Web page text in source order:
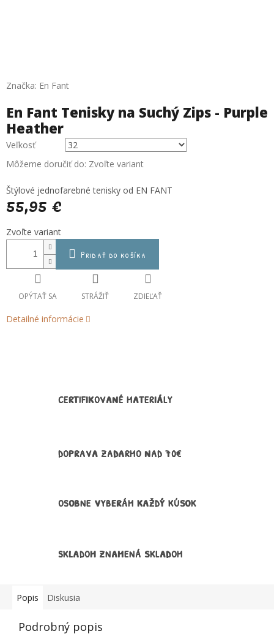
Značka: En Fant
En Fant Tenisky na Suchý Zips - Purple
Heather
55,95 €
Jednotková
cena:
Zvoľte variant
Veľkosť
Môžeme doručiť do: Zvoľte variant
Pridať do košíka
Štýlové jednofarebné tenisky od EN FANT
Detailné informácie
OPÝTAŤ SA STRÁŽIŤ ZDIEĽAŤ
CERTIFIKOVANÉ MATERIÁLY
DOPRAVA ZADARMO NAD 70€
OSOBNE VYBERÁM KAŽDÝ KÚSOK
SKLADOM ZNAMENÁ SKLADOM
Popis Diskusia
Podrobný popis